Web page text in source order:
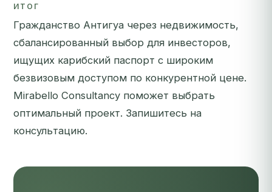
ИТОГ
Гражданство Антигуа через недвижимость,
сбалансированный выбор для инвесторов,
ищущих карибский паспорт с широким
безвизовым доступом по конкурентной цене.
Mirabello Consultancy поможет выбрать
оптимальный проект. Запишитесь на
консультацию.